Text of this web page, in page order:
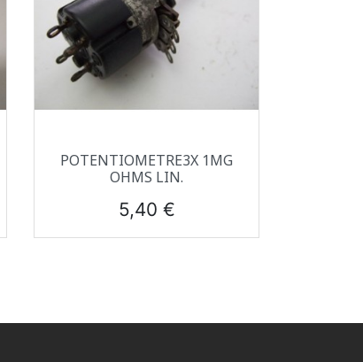
 Aperçu rapide
POTENTIOMETRE3X 1MG
OHMS LIN.
Prix
5,40 €